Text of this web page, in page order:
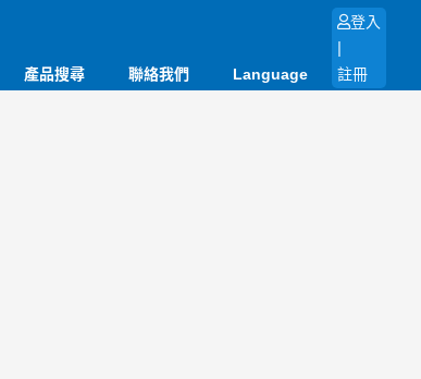
產品搜尋 聯絡我們 Language
登入
|
註冊